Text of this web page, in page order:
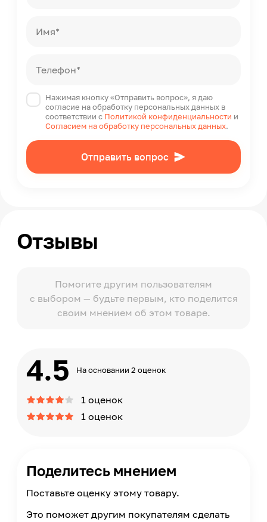
Имя*
Телефон*
Нажимая кнопку «Отправить вопрос», я даю
согласие на обработку персональных данных в
соответствии с Политикой конфиденциальности и
Согласием на обработку персональных данных.
Отправить вопрос
Отзывы
Помогите другим пользователям
с выбором — будьте первым, кто поделится
своим мнением об этом товаре.
4.5 На основании 2 оценок
1 оценок
1 оценок
Поделитесь мнением
Поставьте оценку этому товару.
Это поможет другим покупателям сделать